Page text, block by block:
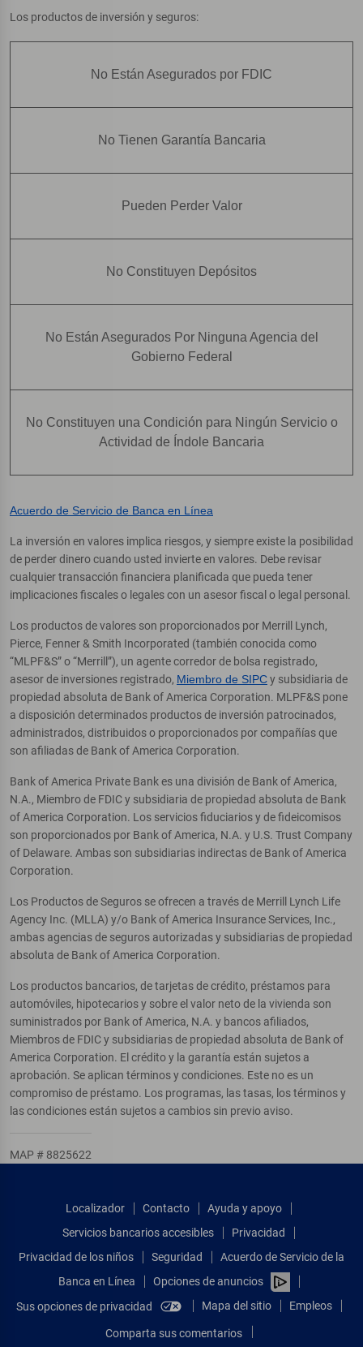
Los productos de inversión y seguros:
No Están Asegurados por FDIC
No Tienen Garantía Bancaria
Pueden Perder Valor
No Constituyen Depósitos
No Están Asegurados Por Ninguna Agencia del
Gobierno Federal
No Constituyen una Condición para Ningún Servicio o
Actividad de Índole Bancaria
Acuerdo de Servicio de Banca en Línea
La inversión en valores implica riesgos, y siempre existe la posibilidad
de perder dinero cuando usted invierte en valores. Debe revisar
cualquier transacción financiera planificada que pueda tener
implicaciones fiscales o legales con un asesor fiscal o legal personal.
Los productos de valores son proporcionados por Merrill Lynch,
Pierce, Fenner & Smith Incorporated (también conocida como
“MLPF&S” o “Merrill”), un agente corredor de bolsa registrado,
asesor de inversiones registrado, Miembro de SIPCy subsidiaria de
propiedad absoluta de Bank of America Corporation. MLPF&S pone
a disposición determinados productos de inversión patrocinados,
administrados, distribuidos o proporcionados por compañías que
son afiliadas de Bank of America Corporation.
Bank of America Private Bank es una división de Bank of America,
N.A., Miembro de FDIC y subsidiaria de propiedad absoluta de Bank
of America Corporation. Los servicios fiduciarios y de fideicomisos
son proporcionados por Bank of America, N.A. y U.S. Trust Company
of Delaware. Ambas son subsidiarias indirectas de Bank of America
Corporation.
Los Productos de Seguros se ofrecen a través de Merrill Lynch Life
Agency Inc. (MLLA) y/o Bank of America Insurance Services, Inc.,
ambas agencias de seguros autorizadas y subsidiarias de propiedad
absoluta de Bank of America Corporation.
Los productos bancarios, de tarjetas de crédito, préstamos para
automóviles, hipotecarios y sobre el valor neto de la vivienda son
suministrados por Bank of America, N.A. y bancos afiliados,
Miembros de FDIC y subsidiarias de propiedad absoluta de Bank of
America Corporation. El crédito y la garantía están sujetos a
aprobación. Se aplican términos y condiciones. Este no es un
compromiso de préstamo. Los programas, las tasas, los términos y
las condiciones están sujetos a cambios sin previo aviso.
MAP # 8825622
Localizador Contacto
Ayuda y apoyo
Servicios bancarios accesibles
Privacidad
Privacidad de los niños
Seguridad
Acuerdo de Servicio de la
Banca en Línea
Opciones de anuncios
Sus opciones de privacidad
Mapa del sitio Empleos
Comparta sus comentarios